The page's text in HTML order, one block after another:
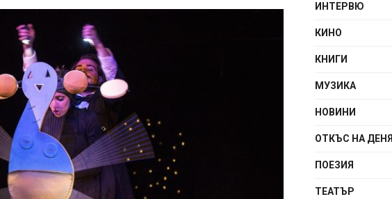
ИНТЕРВЮ
КИНО
КНИГИ
МУЗИКА
НОВИНИ
ОТКЪС НА ДЕНЯ
ПОЕЗИЯ
ТЕАТЪР